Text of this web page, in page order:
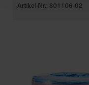
Artikel-Nr.: 801106-02